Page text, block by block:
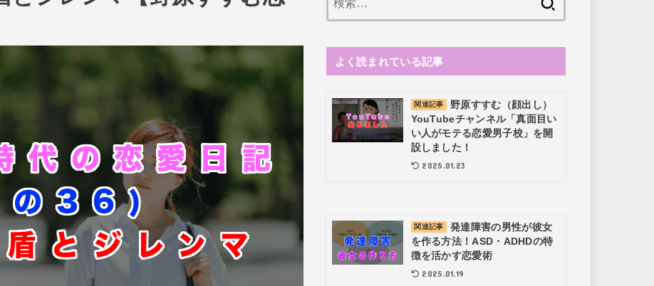
よく読まれている記事
関連記事
野原すすむ（顔出し）
YouTubeチャンネル「真面目い
い人がモテる恋愛男子校」を開
設しました！
2025.01.23
関連記事
発達障害の男性が彼女
を作る方法！ASD・ADHDの特
徴を活かす恋愛術
2025.01.19